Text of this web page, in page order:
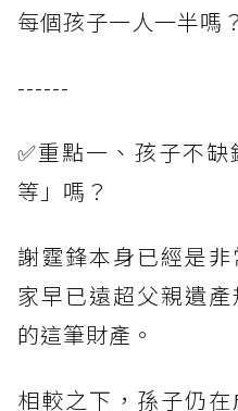
每個孩子一人一半嗎？
------
✅重點一、孩子不
等」嗎？
謝霆鋒本身已經是
家早已遠超父親遺
的這筆財產。
相較之下，孫子仍